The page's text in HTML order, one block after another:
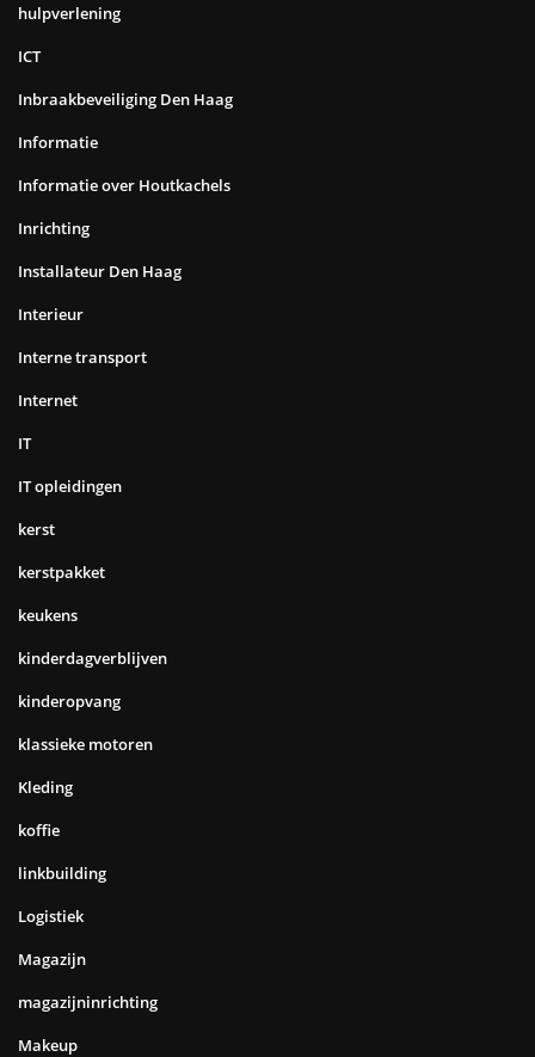
hulpverlening
ICT
Inbraakbeveiliging Den Haag
Informatie
Informatie over Houtkachels
Inrichting
Installateur Den Haag
Interieur
Interne transport
Internet
IT
IT opleidingen
kerst
kerstpakket
keukens
kinderdagverblijven
kinderopvang
klassieke motoren
Kleding
koffie
linkbuilding
Logistiek
Magazijn
magazijninrichting
Makeup